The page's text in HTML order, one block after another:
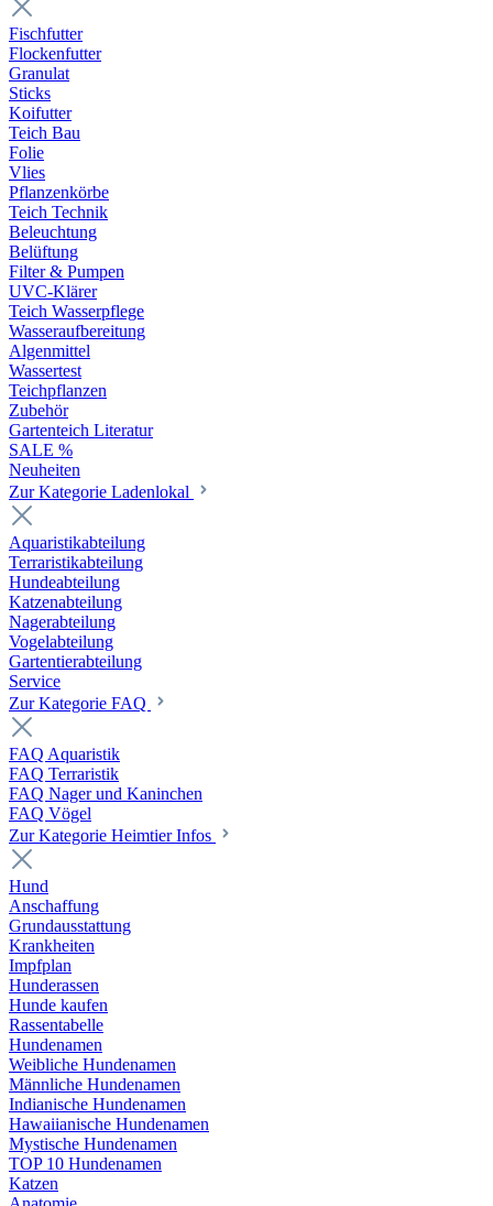
Fischfutter
Flockenfutter
Granulat
Sticks
Koifutter
Teich Bau
Folie
Vlies
Pflanzenkörbe
Teich Technik
Beleuchtung
Belüftung
Filter & Pumpen
UVC-Klärer
Teich Wasserpflege
Wasseraufbereitung
Algenmittel
Wassertest
Teichpflanzen
Zubehör
Gartenteich Literatur
SALE %
Neuheiten
Zur Kategorie Ladenlokal
Aquaristikabteilung
Terraristikabteilung
Hundeabteilung
Katzenabteilung
Nagerabteilung
Vogelabteilung
Gartentierabteilung
Service
Zur Kategorie FAQ
FAQ Aquaristik
FAQ Terraristik
FAQ Nager und Kaninchen
FAQ Vögel
Zur Kategorie Heimtier Infos
Hund
Anschaffung
Grundausstattung
Krankheiten
Impfplan
Hunderassen
Hunde kaufen
Rassentabelle
Hundenamen
Weibliche Hundenamen
Männliche Hundenamen
Indianische Hundenamen
Hawaiianische Hundenamen
Mystische Hundenamen
TOP 10 Hundenamen
Katzen